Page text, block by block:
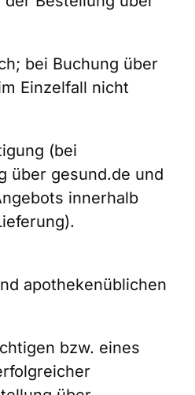
bei Buchung über
Einzelfall nicht
(bei
über gesund.de und
innerhalb
apothekenüblichen
bzw. eines